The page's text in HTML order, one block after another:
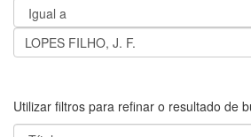
Utilizar filtros para refinar o resultado de